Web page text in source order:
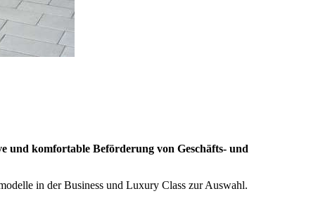
und komfortable Beförderung von Geschäfts- und
in der Business und Luxury Class zur Auswahl.